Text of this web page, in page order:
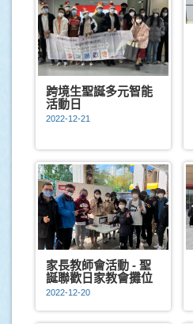
跨境生聖誕多元智能
活動日
2022-12-21
家長教師會活動 - 聖
誕聯歡日家教會攤位
2022-12-20